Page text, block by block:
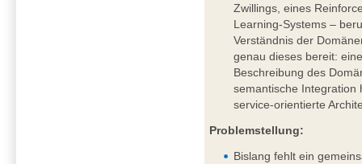
Zwillings, eines
Learning-Systems –
Verständnis der
genau dieses bereit:
Beschreibung des
semantische Integration
service-orientierte
Problemstellung:
Bislang fehlt ein